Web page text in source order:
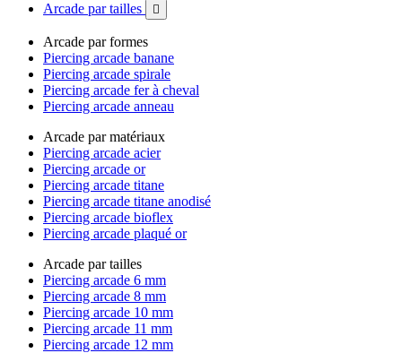
Arcade par tailles 
Arcade par formes
Piercing arcade banane
Piercing arcade spirale
Piercing arcade fer à cheval
Piercing arcade anneau
Arcade par matériaux
Piercing arcade acier
Piercing arcade or
Piercing arcade titane
Piercing arcade titane anodisé
Piercing arcade bioflex
Piercing arcade plaqué or
Arcade par tailles
Piercing arcade 6 mm
Piercing arcade 8 mm
Piercing arcade 10 mm
Piercing arcade 11 mm
Piercing arcade 12 mm